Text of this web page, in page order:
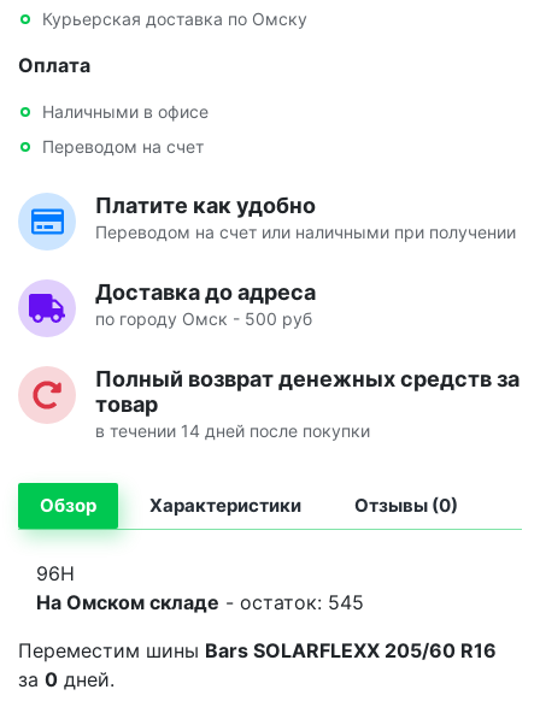
Курьерская доставка по Омску
Оплата
Наличными в офисе
Переводом на счет
Платите как удобно
Переводом на счет или наличными при получении
Доставка до адреса
по городу Омск - 500 руб
Полный возврат денежных средств за
товар
в течении 14 дней после покупки
Обзор Характеристики Отзывы (0)
96H
На Омском складе - остаток: 545
Переместим шины Bars SOLARFLEXX 205/60 R16
за 0 дней.